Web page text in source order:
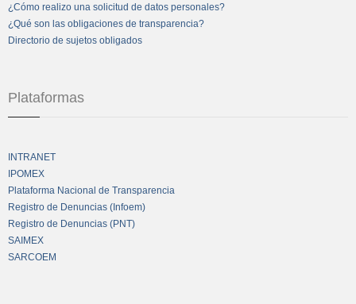
¿Cómo realizo una solicitud de datos personales?
¿Qué son las obligaciones de transparencia?
Directorio de sujetos obligados
Plataformas
INTRANET
IPOMEX
Plataforma Nacional de Transparencia
Registro de Denuncias (Infoem)
Registro de Denuncias (PNT)
SAIMEX
SARCOEM